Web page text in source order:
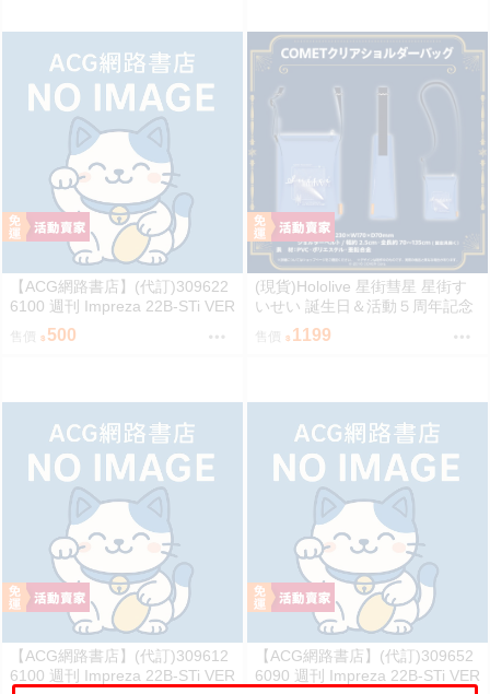
【ACG網路書店】(代訂)309622
6100 週刊 Impreza 22B-STi VER
SION をつくる (9)
500
(現貨)Hololive 星街彗星 星街す
いせい 誕生日＆活動５周年記念
COMET透明側背包 單肩背包
1199
【ACG網路書店】(代訂)309612
6100 週刊 Impreza 22B-STi VER
【ACG網路書店】(代訂)309652
6090 週刊 Impreza 22B-STi VER